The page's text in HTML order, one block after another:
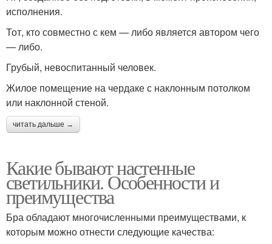
исполнения.
Тот, кто совместно с кем — либо является автором чего
— либо.
Грубый, невоспитанный человек.
Жилое помещение на чердаке с наклонным потолком
или наклонной стеной.
читать дальше →
Какие бывают настенные
светильники. Особенности и
преимущества
Бра обладают многочисленными преимуществами, к
которым можно отнести следующие качества: